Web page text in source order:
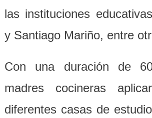
las instituciones
y Santiago Mariño, entre
Con una duración de
madres cocineras aplica
diferentes casas de estudio